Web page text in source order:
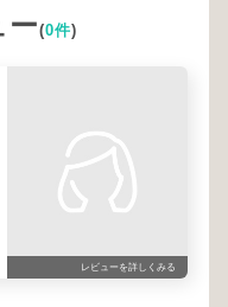
ー(0件)
レビューを詳しくみる